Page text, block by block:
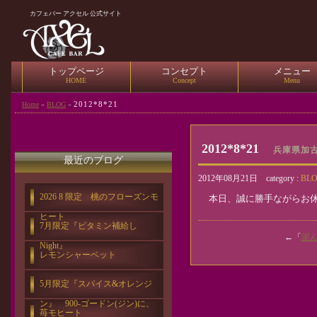
カフェバー アクセル 公式サイト
トップページ
HOME
コンセプト
Concept
メニュー
Menu
Home » BLOG » 2012*8*21
2012*8*21 兵庫県加
2012年08月21日 category :
本日、誠に勝手ながらお
←「 泥
最近のブログ
2026 8 限定 桃のフローズンモ
ヒート
7月限定『ビタミン補給し
Night』
レモンシャーベット
5月限定『スパイス&オレンジ
ン』 900-ゴードン(ジン)に、
苺モヒート